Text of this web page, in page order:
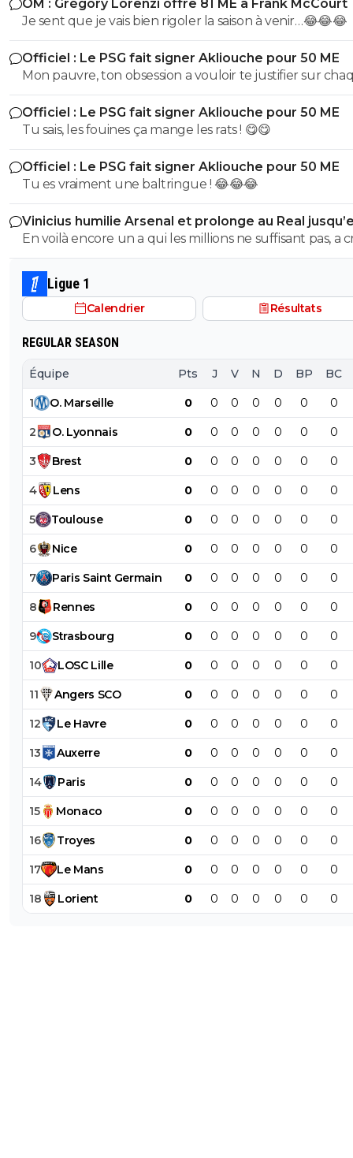
OM : Grégory Lorenzi offre 81 ME à Frank McCourt
Je sent que je vais bien rigoler la saison à venir…😂😂😂
Officiel : Le PSG fait signer Akliouche pour 50 ME
Mon pauvre, ton obsession a vouloir te justifier sur
commentaire 🤣😂😂 Tu aurais la queue d'un chat qui
de bouche et on t'accuserait de l'avoir mangé que tu
encore....mdr
Officiel : Le PSG fait signer Akliouche pour 50 ME
Tu sais, les fouines ça mange les rats ! 😋😋
Officiel : Le PSG fait signer Akliouche pour 50 ME
Tu es vraiment une baltringue ! 😂😂😂
Vinicius humilie Arsenal et prolonge au Real
2032
En voilà encore un a qui les millions ne suffisant pas, a
sur son club pour en récupérer quelques uns de
mec pareil me pue au nez...Reste au Réal et continue
pourrir le vestiaire !
Ligue 1
Calendrier Résultats
REGULAR SEASON
Équipe Pts J V N D BP BC
1 O. Marseille 0 0 0 0 0 0 0
2 O. Lyonnais 0 0 0 0 0 0 0
3 Brest 0 0 0 0 0 0 0
4 Lens 0 0 0 0 0 0 0
5 Toulouse 0 0 0 0 0 0 0
6 Nice 0 0 0 0 0 0 0
7 Paris Saint Germain 0 0 0 0 0 0 0
8 Rennes 0 0 0 0 0 0 0
9 Strasbourg 0 0 0 0 0 0 0
10 LOSC Lille 0 0 0 0 0 0 0
11 Angers SCO 0 0 0 0 0 0 0
12 Le Havre 0 0 0 0 0 0 0
13 Auxerre 0 0 0 0 0 0 0
14 Paris 0 0 0 0 0 0 0
15 Monaco 0 0 0 0 0 0 0
16 Troyes 0 0 0 0 0 0 0
17 Le Mans 0 0 0 0 0 0 0
18 Lorient 0 0 0 0 0 0 0